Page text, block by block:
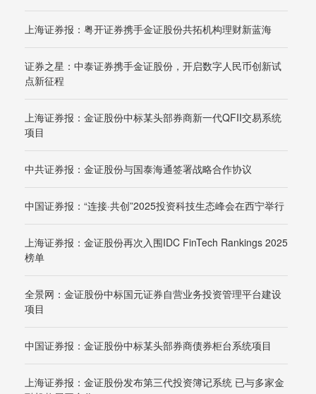
上海证券报：粤开证券携手金证股份共拓机构理财新蓝海
证券之星：中泰证券携手金证股份，开启数字人民币创新试
点新征程
上海证券报：金证股份中标某头部券商新一代QFII交易系统
项目
中共证券报：金证股份与国泰海通签署战略合作协议
中国证券报：“连接·共创”2025投资科技生态峰会在西宁举行
上海证券报：金证股份再次入围IDC FinTech Rankings 2025
榜单
全景网：金证股份中标国元证券自营业务投资管理平台建设
项目
中国证券报：金证股份中标某头部券商债券柜台系统项目
上海证券报：金证股份发布第三代投资簿记系统 已与多家金